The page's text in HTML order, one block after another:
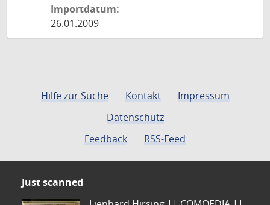
Importdatum:
26.01.2009
Hilfe zur Suche Kontakt
Impressum
Datenschutz
Feedback
RSS-Feed
Just scanned